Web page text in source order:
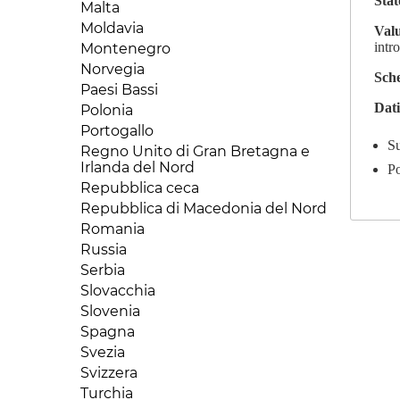
Mauritania
Mauritius
Mozambico
Niger
Nigeria
Repubblica Centraficana
Repubblica del Congo (Congo-
Brazaville)
Repubblica Democratica del
Congo
Ruanda
Senegal
Seychelles
Sierra Leone
Somalia
Sud Africa
Sudan
Tanzania
Togo
Tunisia
Repubblica Dominicana
Saint Lucia
Stati Uniti
Suriname
Trinidad e Tobago
Uruguay
Venezuela
Laos
Libano
Macao
Malesia
Mongolia
Myanmar
Oman
Pakistan
Palestina
Qatar
Repubblica popolare cinese
Singapore
Siria
Sri Lanka
Tagikistan
Tailandia
Taiwan
Turkmenistan
Uzbekistan
Malta
Moldavia
Montenegro
Norvegia
Paesi Bassi
Polonia
Portogallo
Regno Unito di Gran Bretagna e
Irlanda del Nord
Repubblica ceca
Repubblica di Macedonia del Nord
Romania
Russia
Serbia
Slovacchia
Slovenia
Spagna
Svezia
Svizzera
Turchia